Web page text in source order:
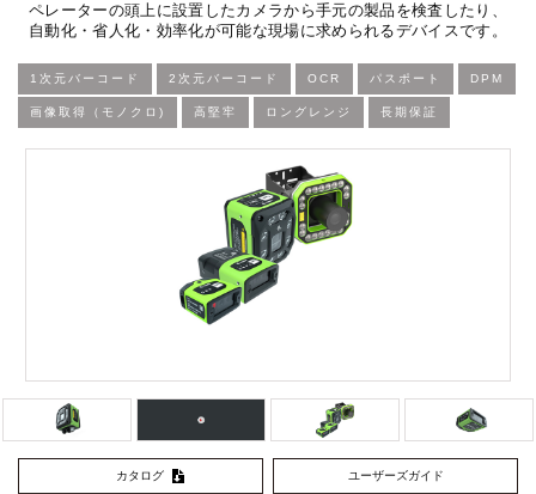
ペレーターの頭上に設置したカメラから手元の製品を検査したり、
自動化・省人化・効率化が可能な現場に求められるデバイスです。
1次元バーコード 2次元バーコード OCR パスポート DPM
画像取得（モノクロ) 高堅牢 ロングレンジ 長期保証
カタログ ユーザーズガイド